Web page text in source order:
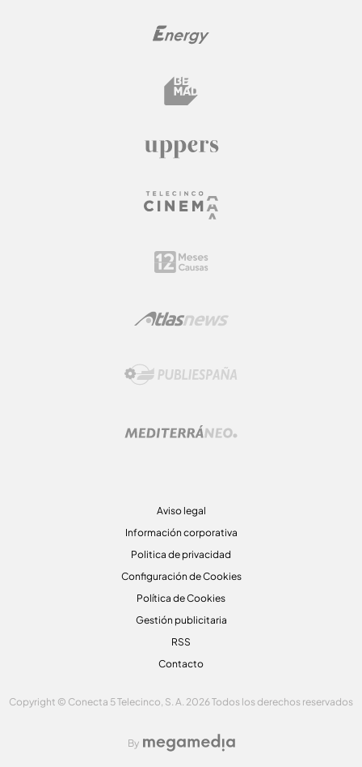
Aviso legal
Información corporativa
Politica de privacidad
Configuración de Cookies
Política de Cookies
Gestión publicitaria
RSS
Contacto
Copyright © Conecta 5 Telecinco, S. A. 2026 Todos los derechos reservados
By